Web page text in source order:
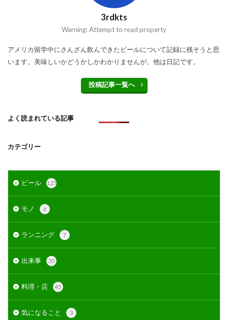
3rdkts
Warning: Attempt to read property
アメリカ留学中にさんざん飲んできたビールについて記録に残そうと思
います。美味しいかどうかしかわかりませんが。他は日記です。
投稿記事一覧へ
よく読まれている記事
カテゴリー
ビール 127
モノ 6
ランニング 7
出来事 35
料理・店 45
気になること 3